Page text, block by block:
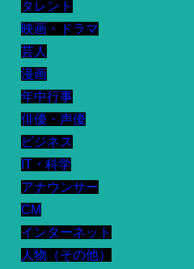
タレント
映画・ドラマ
芸人
漫画
年中行事
俳優・声優
ビジネス
IT・科学
アナウンサー
CM
インターネット
人物（その他）